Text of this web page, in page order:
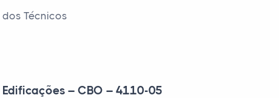
dos Técnicos
– CBO – 4110-05